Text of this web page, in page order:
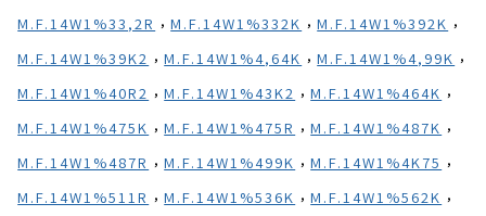
M.F.14W1%33,2R , M.F.14W1%332K , M.F.14W1%392K ,
M.F.14W1%39K2 , M.F.14W1%4,64K , M.F.14W1%4,99K ,
M.F.14W1%40R2 , M.F.14W1%43K2 , M.F.14W1%464K ,
M.F.14W1%475K , M.F.14W1%475R , M.F.14W1%487K ,
M.F.14W1%487R , M.F.14W1%499K , M.F.14W1%4K75 ,
M.F.14W1%511R , M.F.14W1%536K , M.F.14W1%562K ,